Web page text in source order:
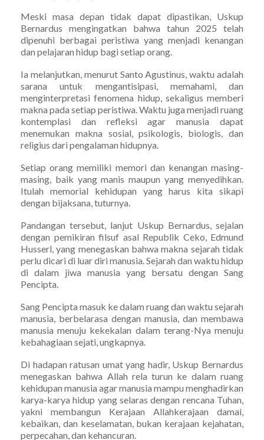
Meski masa depan tidak dapat dipastikan, Uskup
Bernardus mengingatkan bahwa tahun 2025 telah
dipenuhi berbagai peristiwa yang menjadi kenangan
dan pelajaran hidup bagi setiap orang.
Ia melanjutkan, menurut Santo Agustinus, waktu adalah
sarana untuk mengantisipasi, memahami, dan
menginterpretasi fenomena hidup, sekaligus memberi
makna pada setiap peristiwa. Waktu juga menjadi ruang
kontemplasi dan refleksi agar manusia dapat
menemukan makna sosial, psikologis, biologis, dan
religius dari pengalaman hidupnya.
Setiap orang memiliki memori dan kenangan masing-
masing, baik yang manis maupun yang menyedihkan.
Itulah memorial kehidupan yang harus kita sikapi
dengan bijaksana, tuturnya.
Pandangan tersebut, lanjut Uskup Bernardus, sejalan
dengan pemikiran filsuf asal Republik Ceko, Edmund
Husserl, yang menegaskan bahwa makna sejarah tidak
perlu dicari di luar diri manusia. Sejarah dan waktu hidup
di dalam jiwa manusia yang bersatu dengan Sang
Pencipta.
Sang Pencipta masuk ke dalam ruang dan waktu sejarah
manusia, berbelarasa dengan manusia, dan membawa
manusia menuju kekekalan dalam terang-Nya menuju
kebahagiaan sejati, ungkapnya.
Di hadapan ratusan umat yang hadir, Uskup Bernardus
menegaskan bahwa Allah rela turun ke dalam ruang
kehidupan manusia agar manusia mampu menghadirkan
karya-karya hidup yang selaras dengan rencana Tuhan,
yakni membangun Kerajaan Allahkerajaan damai,
kebaikan, dan keselamatan, bukan kerajaan kejahatan,
perpecahan, dan kehancuran.